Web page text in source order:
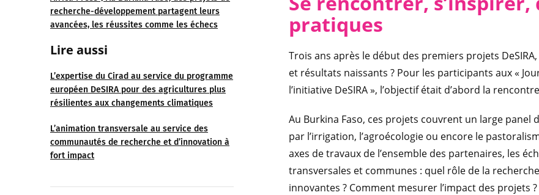
recherche-développement partagent leurs
avancées, les réussites comme les échecs
Lire aussi
L’expertise du Cirad au service du programme
européen DeSIRA pour des agricultures plus
résilientes aux changements climatiques
L’animation transversale au service des
communautés de recherche et d’innovation à
fort impact
pratiques
Trois ans après le début des premiers projets
et résultats naissants ? Pour les participants aux «
l’initiative DeSIRA », l’objectif était d’abord la
Au Burkina Faso, ces projets couvrent un large panel
par l’irrigation, l’agroécologie ou encore le
axes de travaux de l’ensemble des partenaires, les
transversales et communes : quel rôle de la
innovantes ? Comment mesurer l’impact des projets